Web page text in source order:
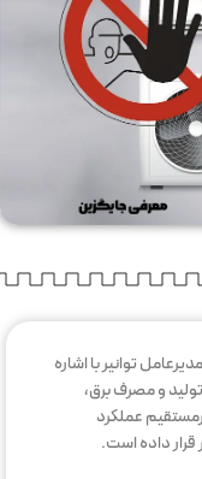
توانیر با اشاره
سوخت و تولید و مصرف برق،
عملکرد
قرار داده است.